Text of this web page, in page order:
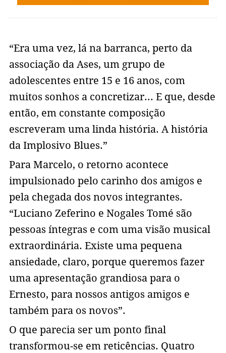
“Era uma vez, lá na barranca, perto da
associação da Ases, um grupo de
adolescentes entre 15 e 16 anos, com
muitos sonhos a concretizar... E que, desde
então, em constante composição
escreveram uma linda história. A história
da Implosivo Blues.”
Para Marcelo, o retorno acontece
impulsionado pelo carinho dos amigos e
pela chegada dos novos integrantes.
“Luciano Zeferino e Nogales Tomé são
pessoas íntegras e com uma visão musical
extraordinária. Existe uma pequena
ansiedade, claro, porque queremos fazer
uma apresentação grandiosa para o
Ernesto, para nossos antigos amigos e
também para os novos”.
O que parecia ser um ponto final
transformou-se em reticências. Quatro